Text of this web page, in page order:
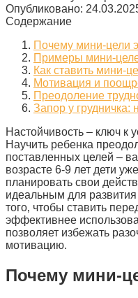
Опубликовано:
Содержание
Почему мини-цели
Примеры мини-
Как ставить мини-
Мотивация и
Преодоление
Запор у грудничка:
Настойчивость – ключ к
Научить ребенка
поставленных целей –
возрасте 6-9 лет дети
планировать свои
идеальным для
того‚ чтобы ставить
эффективнее
позволяет избежать
мотивацию.
Почему мини-